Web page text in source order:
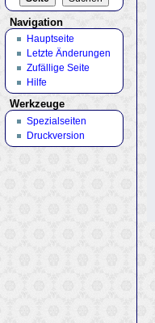
Navigation
Hauptseite
Letzte Änderungen
Zufällige Seite
Hilfe
Werkzeuge
Spezialseiten
Druckversion